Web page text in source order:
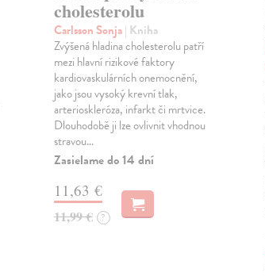
cholesterolu
Carlsson Sonja| Kniha
Zvýšená hladina cholesterolu patří
mezi hlavní rizikové faktory
kardiovaskulárních onemocnění,
jako jsou vysoký krevní tlak,
arterioskleróza, infarkt či mrtvice.
Dlouhodobě ji lze ovlivnit vhodnou
stravou…
Zasielame do 14 dní
11,63 €
11,99 € ?